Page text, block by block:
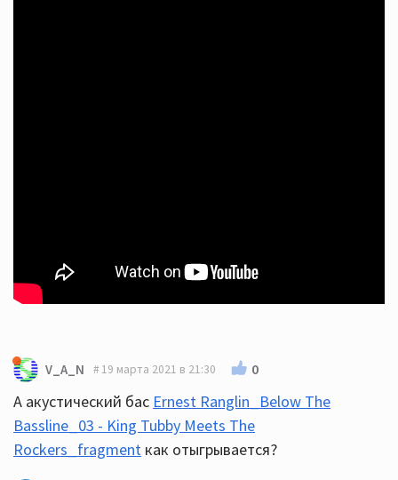
V_A_N 19 марта 2021 в 21:30 0
А акустический бас Ernest Ranglin_Below The
Bassline_03 - King Tubby Meets The
Rockers_fragment как отыгрывается?